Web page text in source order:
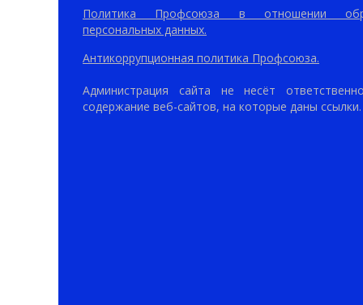
Политика Профсоюза в отношении
персональных данных.
Антикоррупционная политика Профсоюза.
Администрация сайта не несёт
содержание веб-сайтов, на которые даны ссылки.